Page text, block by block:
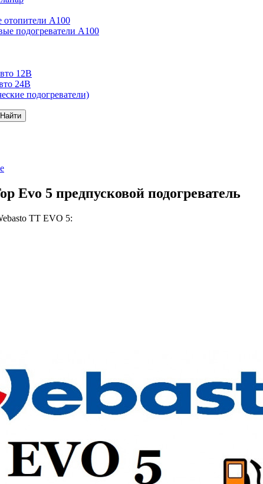
А100
подогреватели А100
12В
24В
подогреватели)
Evo 5 предпусковой подогреватель
TT EVO 5: